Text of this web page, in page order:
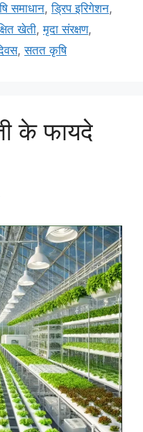
समाधान,ड्रिप इरिगेशन,
खेती,मृदा संरक्षण,
,सतत कृषि
के फायदे